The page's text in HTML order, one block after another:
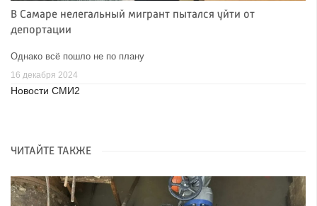
В Самаре нелегальный мигрант пытался уйти от
депортации
Однако всё пошло не по плану
16 декабря 2024
Новости СМИ2
ЧИТАЙТЕ ТАКЖЕ